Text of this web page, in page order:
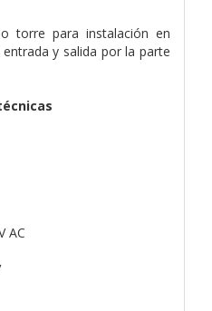
torre para instalación en
y salida por la parte
AC